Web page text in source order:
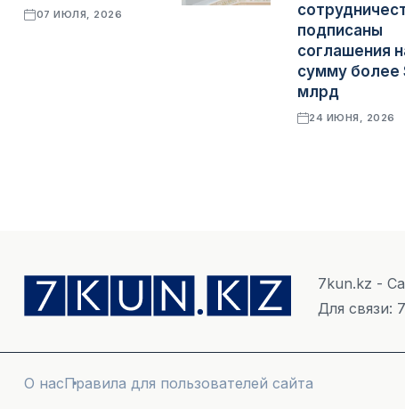
07 ИЮЛЯ, 2026
подписаны
соглашения
сумму более
млрд
24 ИЮНЯ, 2026
7kun.kz -
Для связи:
О насПравила для пользователей сайта